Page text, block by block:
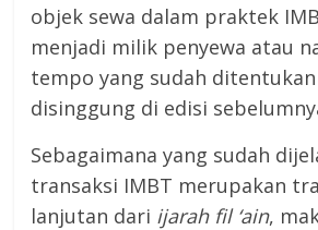
objek sewa dalam praktek
menjadi milik penyewa atau
tempo yang sudah
disinggung di edisi
Sebagaimana yang sudah
transaksi IMBT merupakan
lanjutan dari ijarah fil ‘ain,